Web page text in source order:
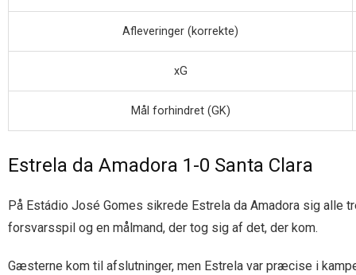
Afleveringer (korrekte)
xG
Mål forhindret (GK)
Estrela da Amadora 1-0 Santa Clara
På Estádio José Gomes sikrede Estrela da Amadora sig
forsvarsspil og en målmand, der tog sig af det, der kom.
Gæsterne kom til afslutninger, men Estrela var præcise i